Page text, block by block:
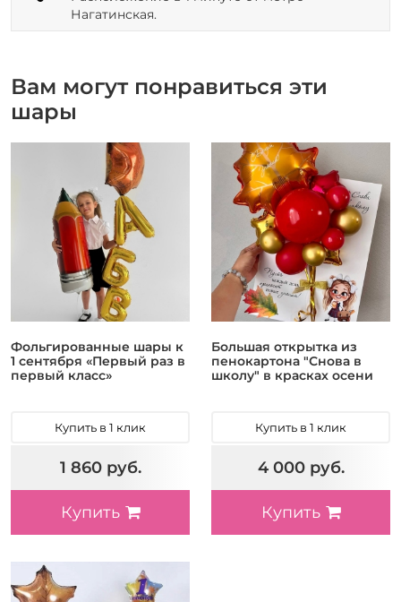
Нагатинская.
Вам могут понравиться эти
шары
Фольгированные шары к
1 сентября «Первый раз в
первый класс»
Купить в 1 клик
1 860 руб.
Купить
Большая открытка из
пенокартона "Снова в
школу" в красках осени
Купить в 1 клик
4 000 руб.
Купить